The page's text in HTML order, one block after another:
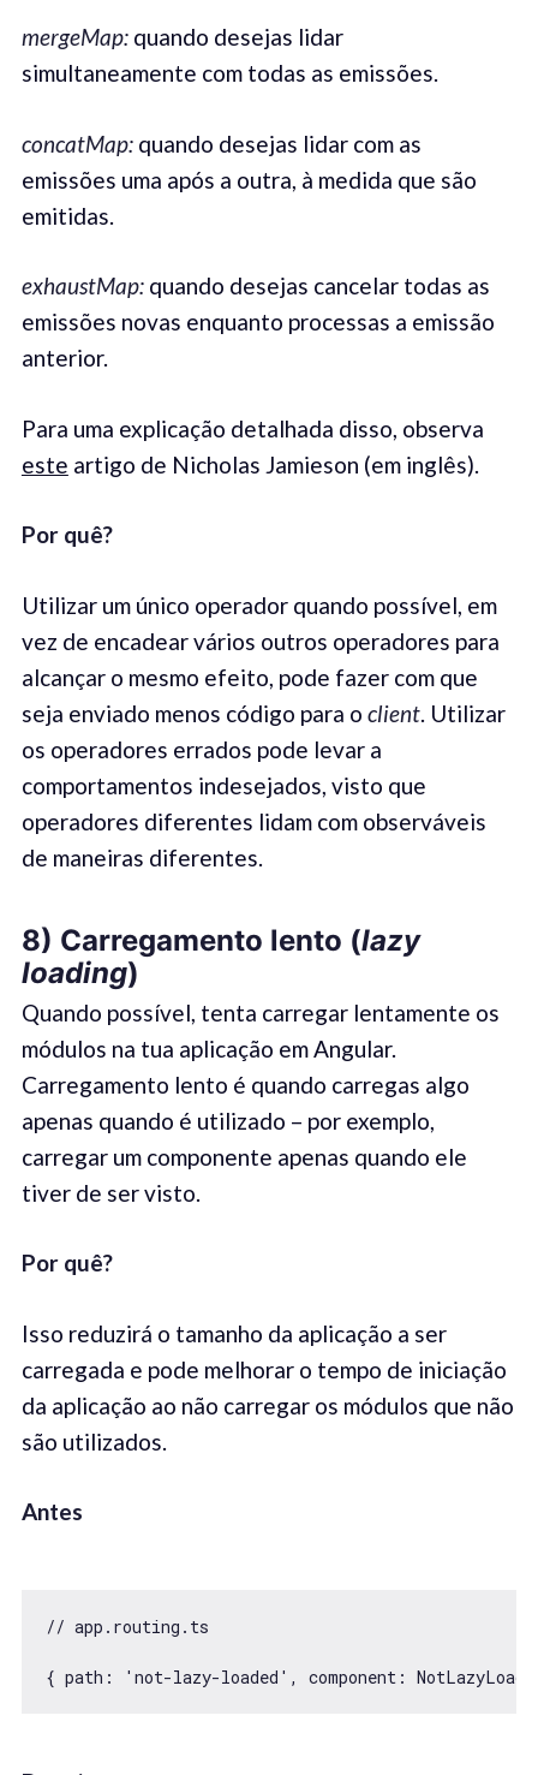
mergeMap:quando desejas lidar
simultaneamente com todas as emissões.
concatMap:quando desejas lidar com as
emissões uma após a outra, à medida que são
emitidas.
exhaustMap: quando desejas cancelar todas as
emissões novas enquanto processas a emissão
anterior.
Para uma explicação detalhada disso, observa
este artigo de Nicholas Jamieson (em inglês).
Por quê?
Utilizar um único operador quando possível, em
vez de encadear vários outros operadores para
alcançar o mesmo efeito, pode fazer com que
seja enviado menos código para o client. Utilizar
os operadores errados pode levar a
comportamentos indesejados, visto que
operadores diferentes lidam com observáveis
de maneiras diferentes.
8) Carregamento lento (lazy
loading)
Quando possível, tenta carregar lentamente os
módulos na tua aplicação em Angular.
Carregamento lento é quando carregas algo
apenas quando é utilizado – por exemplo,
carregar um componente apenas quando ele
tiver de ser visto.
Por quê?
Isso reduzirá o tamanho da aplicação a ser
carregada e pode melhorar o tempo de iniciação
da aplicação ao não carregar os módulos que não
são utilizados.
Antes
// app.routing.ts
{ path: 'not-lazy-loaded', component: